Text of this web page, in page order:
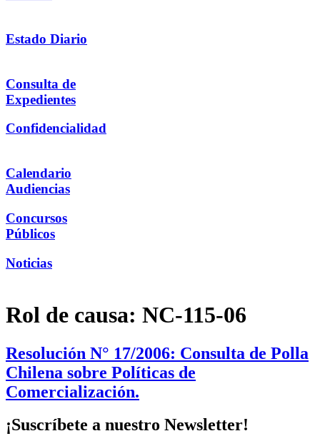
Estado Diario
Consulta de
Expedientes
Confidencialidad
Calendario
Audiencias
Concursos
Públicos
Noticias
Rol de causa: NC-115-06
Resolución N° 17/2006: Consulta de Polla
Chilena sobre Políticas de
Comercialización.
¡Suscríbete a nuestro Newsletter!